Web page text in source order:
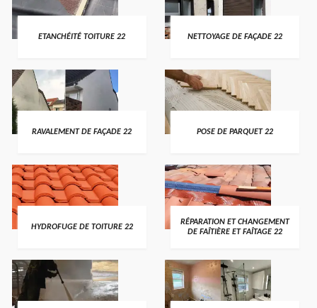
ETANCHÉITÉ TOITURE 22 NETTOYAGE DE FAÇADE 22
RAVALEMENT DE FAÇADE 22 POSE DE PARQUET 22
HYDROFUGE DE TOITURE 22
RÉPARATION ET CHANGEMENT
DE FAÎTIÈRE ET FAÎTAGE 22